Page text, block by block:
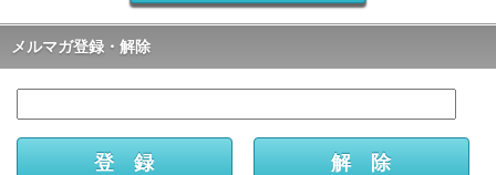
メルマガ登録・解除